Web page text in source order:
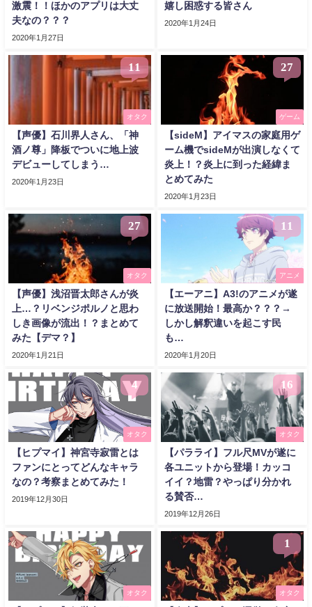
激震！！ほかのアプリは大丈
夫なの？？？
2020年1月27日
嬉し困惑する皆さん
2020年1月24日
11
オタク
【声優】石川界人さん、「神
酒ノ尊」降板でついに地上波
デビューしてしまう…
2020年1月23日
27
ゲーム
【sideM】アイマスの家庭用ゲ
ーム機でsideMが出演しなくて
炎上！？炎上に到った経緯ま
とめてみた
2020年1月23日
27
オタク
【声優】浅沼晋太郎さんが炎
上…？リベンジポルノと思わ
しき画像が流出！？まとめて
みた【デマ？】
2020年1月21日
11
アニメ
【エーアニ】A3!のアニメが遂
に放送開始！最高か？？？→
しかし解釈違いを起こす民
も…
2020年1月20日
4
オタク
【ヒプマイ】神宮寺寂雷とは
ファンにとってどんなキャラ
なの？考察まとめてみた！
2019年12月30日
16
オタク
【パラライ】フル尺MVが遂に
各ユニットから登場！カッコ
イイ？地雷？やっぱり分かれ
る賛否…
2019年12月26日
オタク
1
オタク